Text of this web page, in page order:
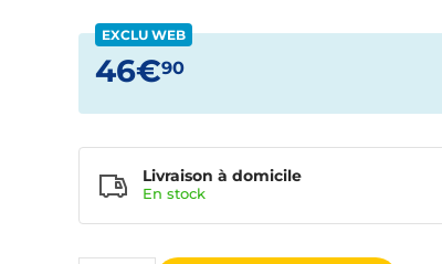
EXCLU WEB
46€90
Livraison à domicile
En stock